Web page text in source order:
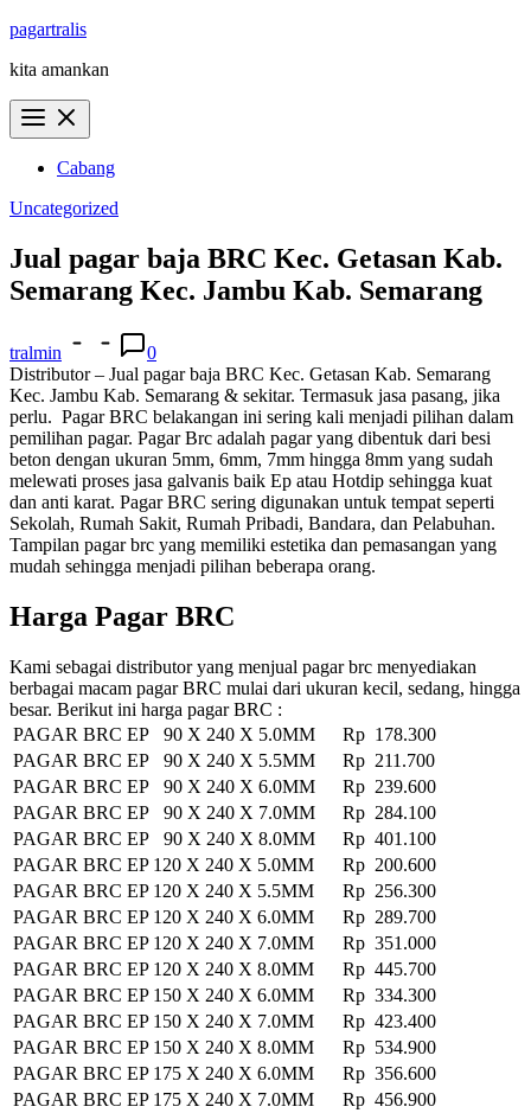
Skip
content
pagartralis
kita amankan
Cabang
Uncategorized
Jual pagar baja BRC Kec. Getasan Kab.
Semarang Kec. Jambu Kab. Semarang
tralmin
0
Distributor – Jual pagar baja BRC Kec. Getasan Kab. Semarang
Kec. Jambu Kab. Semarang & sekitar. Termasuk jasa pasang, jika
perlu. Pagar BRC belakangan ini sering kali menjadi pilihan dalam
pemilihan pagar. Pagar Brc adalah pagar yang dibentuk dari besi
beton dengan ukuran 5mm, 6mm, 7mm hingga 8mm yang sudah
melewati proses jasa galvanis baik Ep atau Hotdip sehingga kuat
dan anti karat. Pagar BRC sering digunakan untuk tempat seperti
Sekolah, Rumah Sakit, Rumah Pribadi, Bandara, dan Pelabuhan.
Tampilan pagar brc yang memiliki estetika dan pemasangan yang
mudah sehingga menjadi pilihan beberapa orang.
Harga Pagar BRC
Kami sebagai distributor yang menjual pagar brc menyediakan
berbagai macam pagar BRC mulai dari ukuran kecil, sedang, hingga
besar. Berikut ini harga pagar BRC :
PAGAR BRC EP 90 X 240 X 5.0MM
Rp 178.300
PAGAR BRC EP 90 X 240 X 5.5MM
Rp 211.700
PAGAR BRC EP 90 X 240 X 6.0MM
Rp 239.600
PAGAR BRC EP 90 X 240 X 7.0MM
Rp 284.100
PAGAR BRC EP 90 X 240 X 8.0MM
Rp 401.100
PAGAR BRC EP 120 X 240 X 5.0MM
Rp 200.600
PAGAR BRC EP 120 X 240 X 5.5MM
Rp 256.300
PAGAR BRC EP 120 X 240 X 6.0MM
Rp 289.700
PAGAR BRC EP 120 X 240 X 7.0MM
Rp 351.000
PAGAR BRC EP 120 X 240 X 8.0MM
Rp 445.700
PAGAR BRC EP 150 X 240 X 6.0MM
Rp 334.300
PAGAR BRC EP 150 X 240 X 7.0MM
Rp 423.400
PAGAR BRC EP 150 X 240 X 8.0MM
Rp 534.900
PAGAR BRC EP 175 X 240 X 6.0MM
Rp 356.600
PAGAR BRC EP 175 X 240 X 7.0MM
Rp 456.900